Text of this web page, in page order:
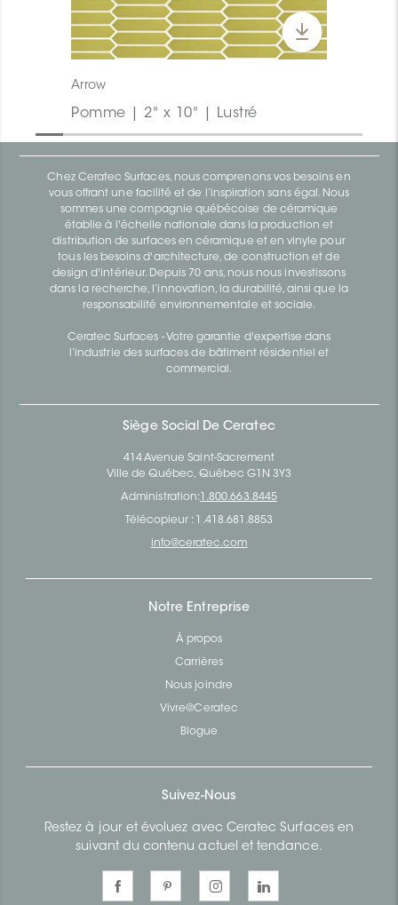
Arrow
Pomme | 2" x 10" | Lustré
Chez Ceratec Surfaces, nous comprenons vos besoins en
vous offrant une facilité et de l’inspiration sans égal. Nous
sommes une compagnie québécoise de céramique
établie à l'échelle nationale dans la production et
distribution de surfaces en céramique et en vinyle pour
tous les besoins d'architecture, de construction et de
design d'intérieur. Depuis 70 ans, nous nous investissons
dans la recherche, l’innovation, la durabilité, ainsi que la
responsabilité environnementale et sociale.
Ceratec Surfaces - Votre garantie d'expertise dans
l’industrie des surfaces de bâtiment résidentiel et
commercial.
Siège Social De Ceratec
414 Avenue Saint-Sacrement
Ville de Québec, Québec G1N 3Y3
Administration: 1.800.663.8445
Télécopieur : 1.418.681.8853
info@ceratec.com
Notre Entreprise
À propos
Carrières
Nous joindre
Vivre@Ceratec
Blogue
Suivez-Nous
Restez à jour et évoluez avec Ceratec Surfaces en
suivant du contenu actuel et tendance.